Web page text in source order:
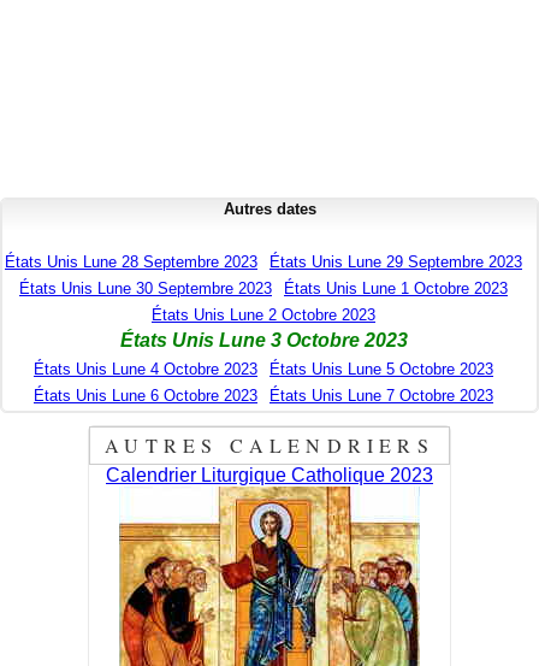
Autres dates
États Unis Lune 28 Septembre 2023
États Unis Lune 29 Septembre 2023
États Unis Lune 30 Septembre 2023
États Unis Lune 1 Octobre 2023
États Unis Lune 2 Octobre 2023
États Unis Lune 3 Octobre 2023
États Unis Lune 4 Octobre 2023
États Unis Lune 5 Octobre 2023
États Unis Lune 6 Octobre 2023
États Unis Lune 7 Octobre 2023
AUTRES CALENDRIERS
Calendrier Liturgique Catholique 2023